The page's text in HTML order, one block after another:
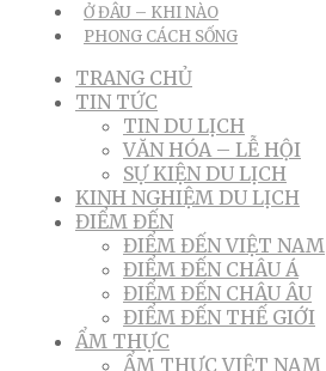
Ở ĐÂU – KHI NÀO
PHONG CÁCH SỐNG
TRANG CHỦ
TIN TỨC
TIN DU LỊCH
VĂN HÓA – LỄ HỘI
SỰ KIỆN DU LỊCH
KINH NGHIỆM DU LỊCH
ĐIỂM ĐẾN
ĐIỂM ĐẾN VIỆT NAM
ĐIỂM ĐẾN CHÂU Á
ĐIỂM ĐẾN CHÂU ÂU
ĐIỂM ĐẾN THẾ GIỚI
ẨM THỰC
ẨM THỰC VIỆT NAM